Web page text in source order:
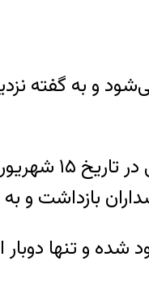
در بند ۲-الف زندان اوین
به گزارش خبرگزاری
تنها دوبار